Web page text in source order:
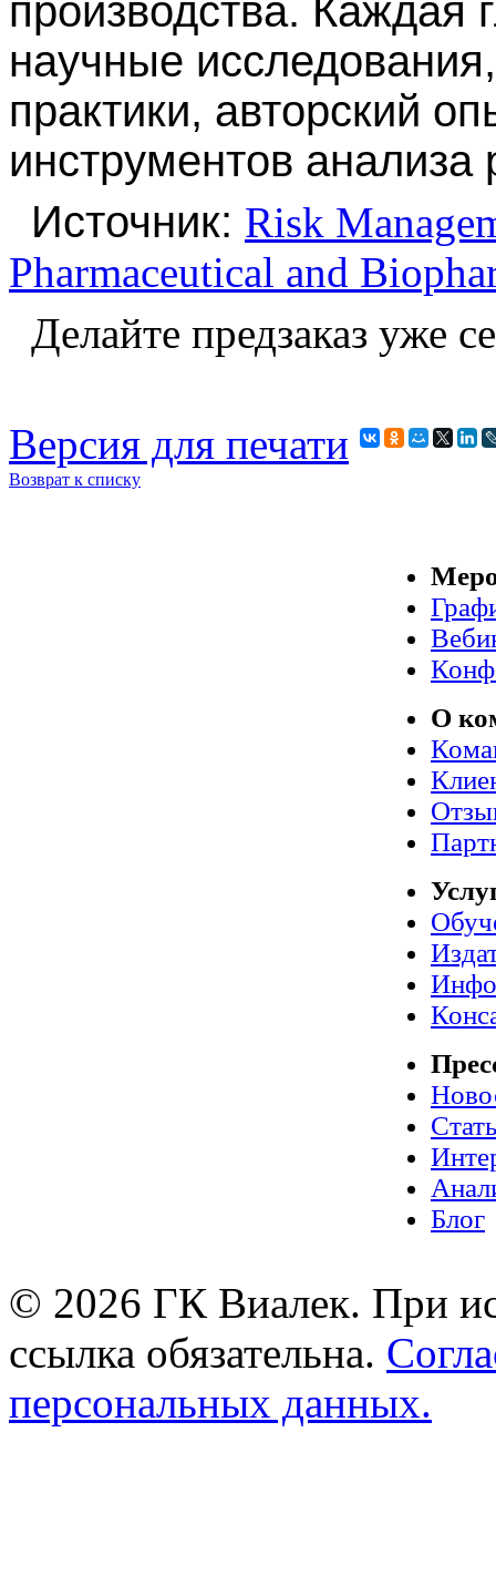
производства. Каждая
научные
практики, авторский
инструментов анализа
Источник: Risk
Pharmaceutical and
Делайте предзаказ уже
Версия для печати
Возврат к списку
О
Блог
© 2026 ГК Виалек. При
ссылка обязательна.
персональных данных.